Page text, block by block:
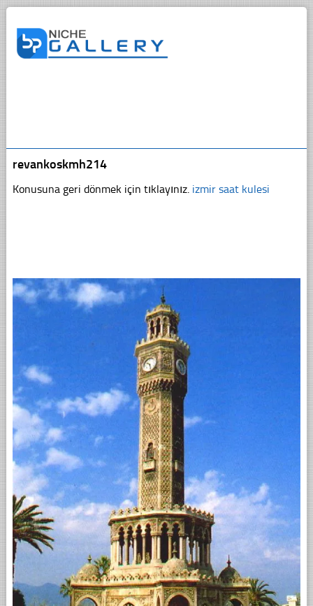
revankoskmh214
Konusuna geri dönmek için tıklayınız. izmir saat kulesi